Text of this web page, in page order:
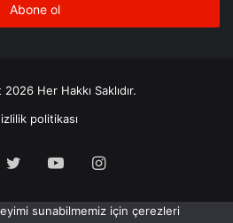
Her Hakkı Saklıdır.
politikası
X YouTubeInstagram
sunabilmemiz için çerezleri